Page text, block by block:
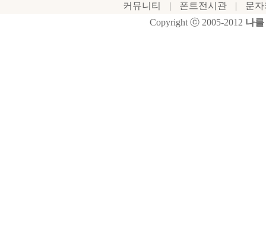
커뮤니티 | 폰트전시관 |
문
Copyright ⓒ 2005-2012 나